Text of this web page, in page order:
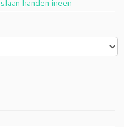
handen ineen